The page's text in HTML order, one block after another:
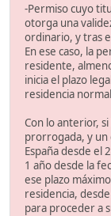
-Permiso cuyo
otorga una
ordinario, y tras
En ese caso, la
residente,
inicia el plazo
residencia
Con lo anterior,
prorrogada, y un
España desde el
1 año desde la
ese plazo
residencia,
para proceder a